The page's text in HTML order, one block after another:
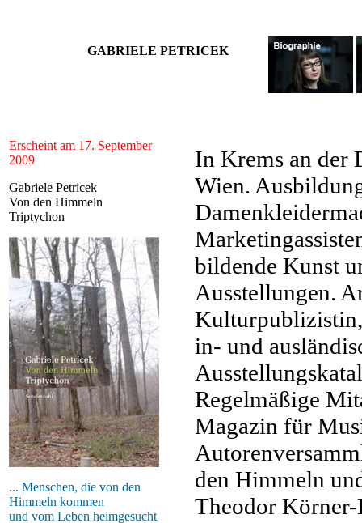
GABRIELE PETRICEK
Erscheint am 17. September
2009
Gabriele Petricek
Von den Himmeln
Triptychon
... Menschen, die von den
Himmeln kommen
und vom Leben heimgesucht
In Krems an der
Wien.
bildende Kunst
Ausstellungen.
in- und
Regelmäßige
Magazin für
den Himmeln
Theodor